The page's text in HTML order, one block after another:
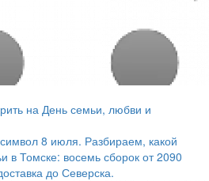
на День семьи, любви и
8 июля. Разбираем, какой
в Томске: восемь сборок от 2090
до Северска.